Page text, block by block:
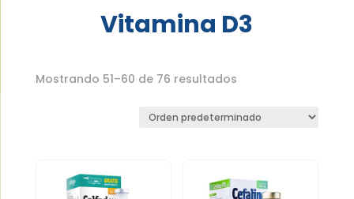
Vitamina D3
Mostrando 51–60 de 76 resultados